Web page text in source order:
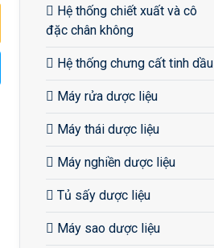
Hệ thống chiết xuất và cô
đặc chân không
Hệ thống chưng cất tinh dầu
Máy rửa dược liệu
Máy thái dược liệu
Máy nghiền dược liệu
Tủ sấy dược liệu
Máy sao dược liệu